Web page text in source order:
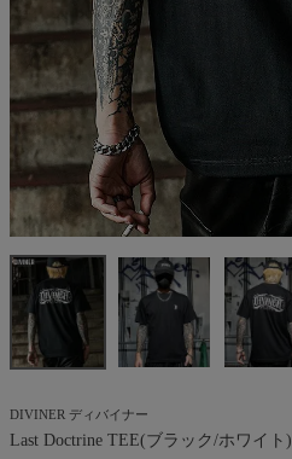
DIVINER ディバイナー
Last Doctrine TEE(ブラック/ホワイト)